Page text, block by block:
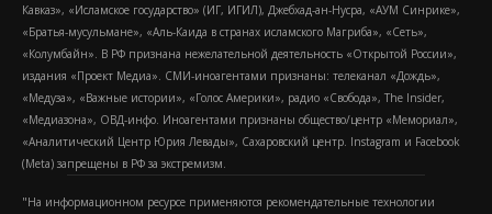
Кавказ», «Исламское государство» (ИГ, ИГИЛ), Джебхад-ан-Нусра, «АУМ Синрике»,
«Братья-мусульмане», «Аль-Каида в странах исламского Магриба», «Сеть»,
«Колумбайн». В РФ признана нежелательной деятельность «Открытой России»,
издания «Проект Медиа». СМИ-иноагентами признаны: телеканал «Дождь»,
«Медуза», «Важные истории», «Голос Америки», радио «Свобода», The Insider,
«Медиазона», ОВД-инфо. Иноагентами признаны общество/центр «Мемориал»,
«Аналитический Центр Юрия Левады», Сахаровский центр. Instagram и Facebook
(Metа) запрещены в РФ за экстремизм.
"На информационном ресурсе применяются рекомендательные технологии